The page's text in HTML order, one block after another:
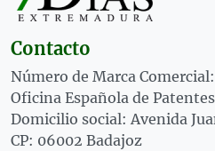
Contacto
Número de Marca
Oficina Española de
Domicilio social: Avenida
CP: 06002 Badajoz